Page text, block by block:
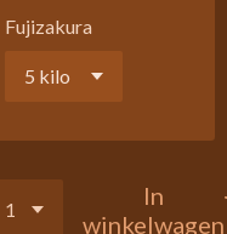
Fujizakura
In
winkelwagen